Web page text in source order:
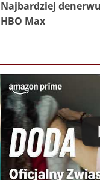
Najbardziej
HBO Max